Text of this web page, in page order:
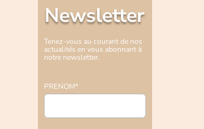
Newsletter
Tenez-vous au courant de nos
actualités en vous abonnant à
notre newsletter.
PRENOM*